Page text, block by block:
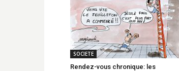
SOCIETE
Rendez-vous chronique: les